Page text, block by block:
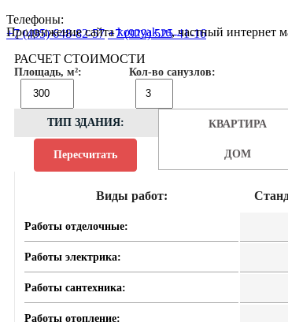
Телефоны:
+7 (495) 648-82-57 +7 (929) 525-41-16
Продвижение сайтаkornyak.ru, частный интернет
РАСЧЕТ СТОИМОСТИ
Площадь, м²: Кол-во санузлов:
ТИП ЗДАНИЯ: КВАРТИРА
ДОМ
Пересчитать
Виды работ:
Работы отделочные:
Работы электрика:
Работы сантехника:
Работы отопление: